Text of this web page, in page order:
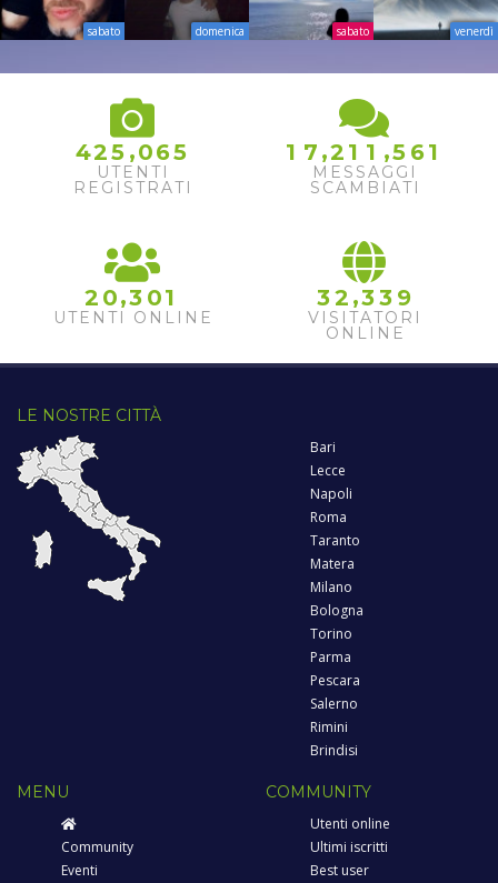
sabato domenica sabato venerdì
425 ,065
UTENTI
REGISTRATI
1 7 ,2 1 1 ,5 61
MESSAGGI
SCAMBIATI
2 0,3 01
UTENTI ONLINE
32 ,33 9
VISITATORI
ONLINE
LE NOSTRE CITTÀ
Bari
Lecce
Napoli
Roma
Taranto
Matera
Milano
Bologna
Torino
Parma
Pescara
Salerno
Rimini
Brindisi
MENU
Community
Eventi
COMMUNITY
Utenti online
Ultimi iscritti
Best user